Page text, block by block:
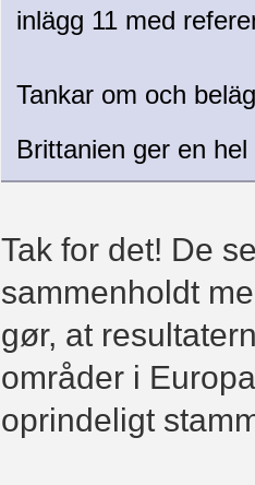
inlägg 11 med
Tankar om och
Brittanien ger en
Tak for det! De
sammenholdt
gør, at
områder i
oprindeligt